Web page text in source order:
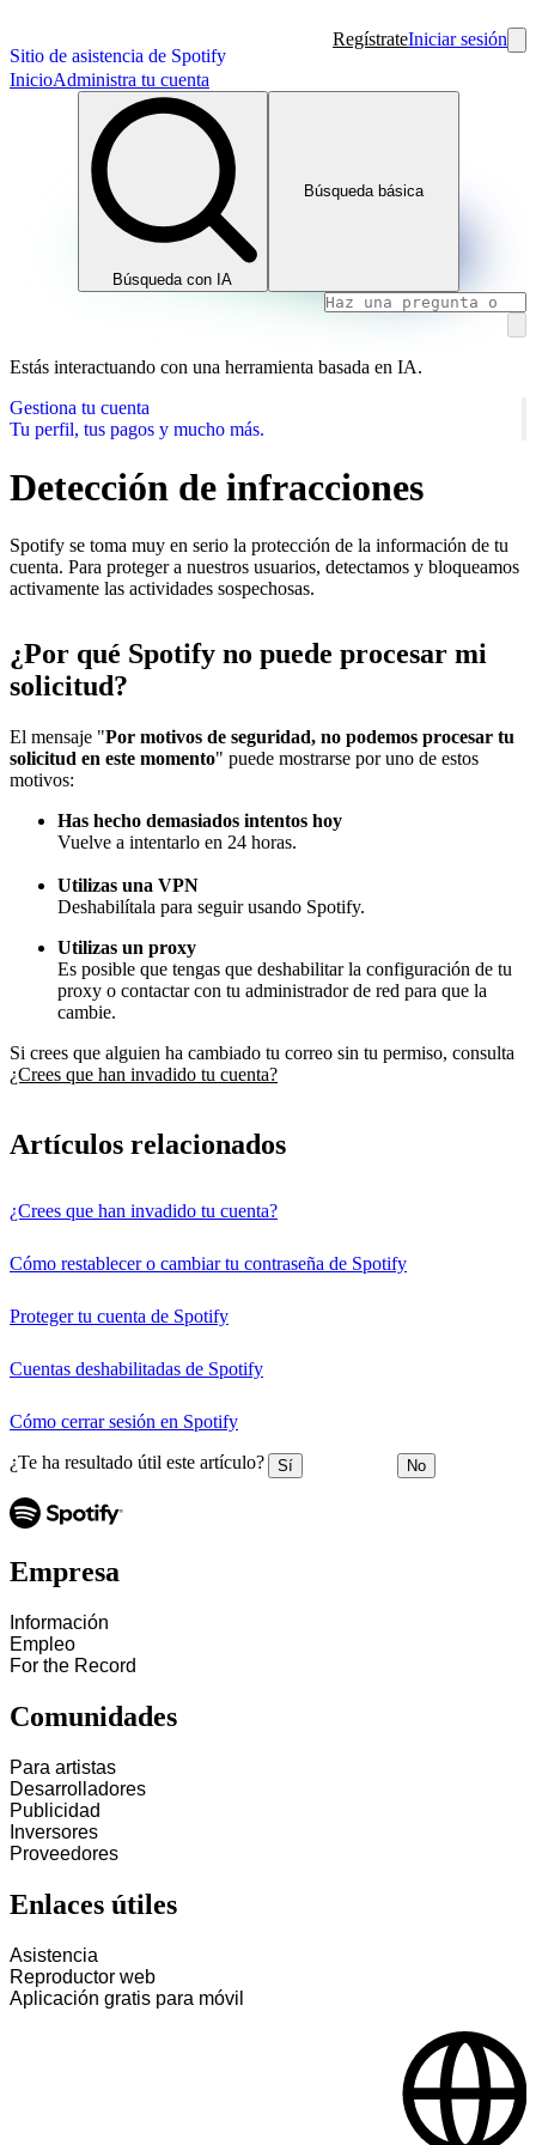
Sitio de asistencia de Spotify
RegístrateIniciar sesión
InicioAdministra tu cuenta
Búsqueda con IA
Búsqueda básica
Estás interactuando con una herramienta basada en IA.
Gestiona tu cuenta
Tu perfil, tus pagos y mucho más.
Detección de infracciones
Spotify se toma muy en serio la protección de la información de tu
cuenta. Para proteger a nuestros usuarios, detectamos y bloqueamos
activamente las actividades sospechosas.
¿Por qué Spotify no puede procesar mi
solicitud?
El mensaje "Por motivos de seguridad, no podemos procesar tu
solicitud en este momento" puede mostrarse por uno de estos
motivos:
Has hecho demasiados intentos hoy
Vuelve a intentarlo en 24 horas.
Utilizas una VPN
Deshabilítala para seguir usando Spotify.
Utilizas un proxy
Es posible que tengas que deshabilitar la configuración de tu
proxy o contactar con tu administrador de red para que la
cambie.
Si crees que alguien ha cambiado tu correo sin tu permiso, consulta
¿Crees que han invadido tu cuenta?
Artículos relacionados
¿Crees que han invadido tu cuenta?
Cómo restablecer o cambiar tu contraseña de Spotify
Proteger tu cuenta de Spotify
Cuentas deshabilitadas de Spotify
Cómo cerrar sesión en Spotify
¿Te ha resultado útil este artículo? Sí No
Empresa
Información
Empleo
For the Record
Comunidades
Para artistas
Desarrolladores
Publicidad
Inversores
Proveedores
Enlaces útiles
Asistencia
Reproductor web
Aplicación gratis para móvil